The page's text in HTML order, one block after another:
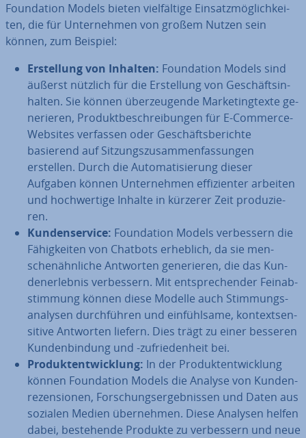
Foun­da­ti­on Models bieten viel­fäl­ti­ge Ein­satz­mög­lich­kei­
ten, die für Un­ter­neh­men von großem Nutzen sein
können, zum Beispiel:
Er­stel­lung von Inhalten: Foun­da­ti­on Models sind
äußerst nützlich für die Er­stel­lung von Ge­schäfts­in­
hal­ten. Sie können über­zeu­gen­de Mar­ke­ting­tex­te ge­
ne­rie­ren, Pro­dukt­be­schrei­bun­gen für E-Commerce-
Websites verfassen oder Ge­schäfts­be­rich­te
basierend auf Sit­zungs­zu­sam­men­fas­sun­gen
erstellen. Durch die Au­to­ma­ti­sie­rung dieser
Aufgaben können Un­ter­neh­men ef­fi­zi­en­ter arbeiten
und hoch­wer­ti­ge Inhalte in kürzerer Zeit pro­du­zie­
ren.
Kun­den­ser­vice: Foun­da­ti­on Models ver­bes­sern die
Fä­hig­kei­ten von Chatbots erheblich, da sie men­
schen­ähn­li­che Antworten ge­ne­rie­ren, die das Kun­
den­er­leb­nis ver­bes­sern. Mit ent­spre­chen­der Fein­ab­
stim­mung können diese Modelle auch Stim­mungs­
ana­ly­sen durch­füh­ren und ein­fühl­sa­me, kon­text­sen­
si­ti­ve Antworten liefern. Dies trägt zu einer besseren
Kun­den­bin­dung und -zu­frie­den­heit bei.
Pro­dukt­ent­wick­lung: In der Pro­dukt­ent­wick­lung
können Foun­da­ti­on Models die Analyse von Kun­den­
re­zen­sio­nen, For­schungs­er­geb­nis­sen und Daten aus
sozialen Medien über­neh­men. Diese Analysen helfen
dabei, be­stehen­de Produkte zu ver­bes­sern und neue